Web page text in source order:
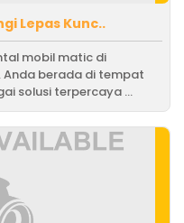
Lepas Kunc..
mobil matic di
Anda berada di tempat
solusi terpercaya ...